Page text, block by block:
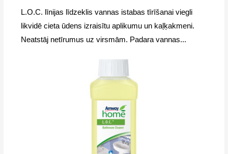
L.O.C. līnijas līdzeklis vannas istabas tīrīšanai viegli
likvidē cieta ūdens izraisītu aplikumu un kaļķakmeni.
Neatstāj netīrumus uz virsmām. Padara vannas...